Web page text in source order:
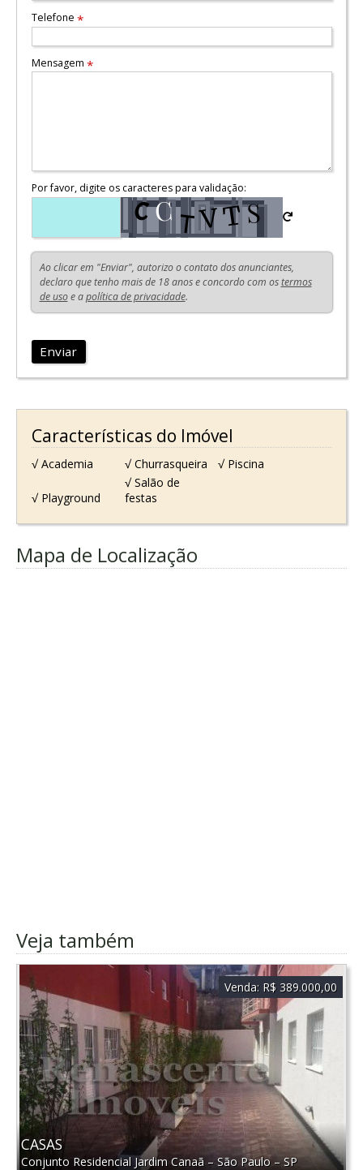
Telefone *
Mensagem *
Por favor, digite os caracteres para validação:
Ao clicar em "Enviar", autorizo o contato dos anunciantes,
declaro que tenho mais de 18 anos e concordo com ostermos
de usoe apolítica de privacidade.
Enviar
Características do Imóvel
√ Academia √ Churrasqueira √ Piscina
√ Playground
√ Salão de
festas
Mapa de Localização
Veja também
CASAS
Conjunto Residencial Jardim Canaã – São Paulo–SP
Venda: R$ 389.000,00